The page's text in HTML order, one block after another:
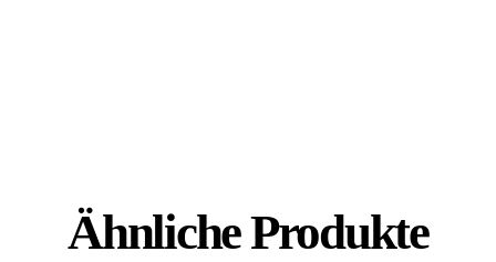
Ähnliche Produkte